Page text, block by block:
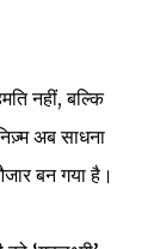
नहीं, बल्कि
अब साधना
बन गया है।